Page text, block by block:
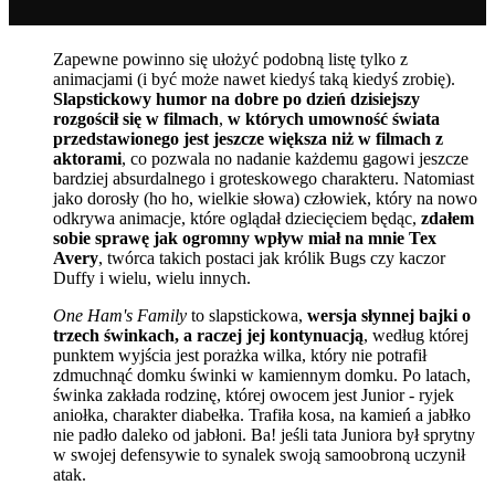
Zapewne powinno się ułożyć podobną listę tylko z
animacjami (i być może nawet kiedyś taką kiedyś zrobię).
Slapstickowy humor na dobre po dzień dzisiejszy
rozgościł się w filmach, w których umowność świata
przedstawionego jest jeszcze większa niż w filmach z
aktorami, co pozwala no nadanie każdemu gagowi jeszcze
bardziej absurdalnego i groteskowego charakteru. Natomiast
jako dorosły (ho ho, wielkie słowa) człowiek, który na nowo
odkrywa animacje, które oglądał dziecięciem będąc, zdałem
sobie sprawę jak ogromny wpływ miał na mnie Tex
Avery, twórca takich postaci jak królik Bugs czy kaczor
Duffy i wielu, wielu innych.
One Ham's Family to slapstickowa, wersja słynnej bajki o
trzech świnkach, a raczej jej kontynuacją, według której
punktem wyjścia jest porażka wilka, który nie potrafił
zdmuchnąć domku świnki w kamiennym domku. Po latach,
świnka zakłada rodzinę, której owocem jest Junior - ryjek
aniołka, charakter diabełka. Trafiła kosa, na kamień a jabłko
nie padło daleko od jabłoni. Ba! jeśli tata Juniora był sprytny
w swojej defensywie to synalek swoją samoobroną uczynił
atak.